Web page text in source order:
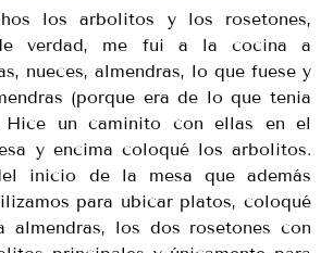
los arbolitos y los rosetones,
verdad, me fui a la cocina a
nueces, almendras, lo que fuese y
(porque era de lo que tenia
Hice un caminito con ellas en el
y encima coloqué los arbolitos.
inicio de la mesa que además
para ubicar platos, coloqué
almendras, los dos rosetones con